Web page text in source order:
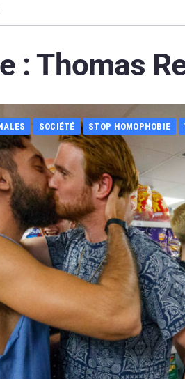
:Thomas
SOCIÉTÉ STOP HOMOPHOBIE